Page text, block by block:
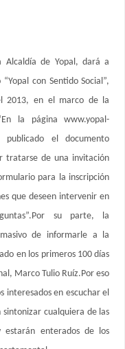
de Yopal, dará a
con Sentido Social”,
2013, en el marco de la
la página www.yopal-
publicado el documento
tratarse de una invitación
para la inscripción
que deseen intervenir en
su parte, la
de informarle a la
en los primeros 100 días
Marco Tulio Ruíz.Por eso
interesados en escuchar el
cualquiera de las
estarán enterados de los